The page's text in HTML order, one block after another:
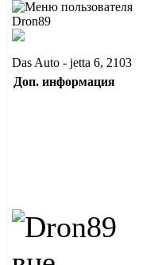
Das Auto - jetta 6, 2103
Доп. информация